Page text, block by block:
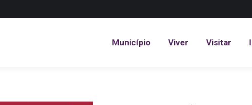
Município Viver Visitar
Município Viver Visitar